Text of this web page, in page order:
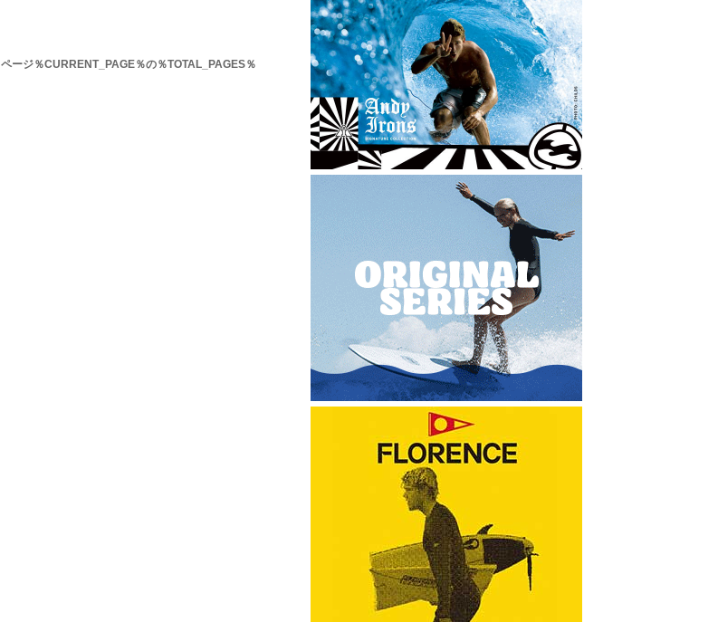
ページ％CURRENT_PAGE％の％TOTAL_PAGES％